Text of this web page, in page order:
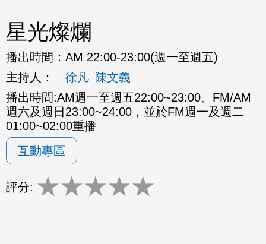
星光燦爛
播出時間： AM 22:00-23:00(週一至週五)
主持人：
徐凡 陳文義
播出時間:AM週一至週五22:00~23:00、FM/AM
週六及週日23:00~24:00，並於FM週一及週二
01:00~02:00重播
互動專區
評分: ★★★★★